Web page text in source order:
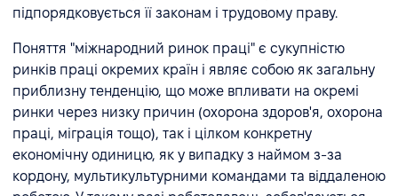
підпорядковується її законам і трудовому праву.
Поняття "міжнародний ринок праці" є сукупністю
ринків праці окремих країн і являє собою як загальну
приблизну тенденцію, що може впливати на окремі
ринки через низку причин (охорона здоров'я, охорона
праці, міграція тощо), так і цілком конкретну
економічну одиницю, як у випадку з наймом з-за
кордону, мультикультурними командами та віддаленою